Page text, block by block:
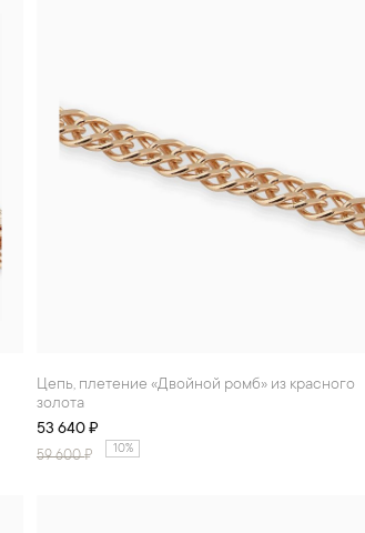
Цепь, плетение «Двойной ромб» из красного
золота
53 640 ₽
59 600₽ 10%